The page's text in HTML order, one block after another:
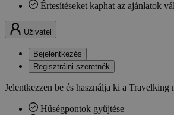
Értesítéseket kaphat az ajánlatok
Uživatel
Bejelentkezés
Regisztrálni szeretnék
Jelentkezzen be és használja ki a Travelking
Hűségpontok gyűjtése